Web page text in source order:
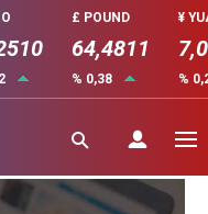
£ POUND
64,4811
% 0,38
¥
%